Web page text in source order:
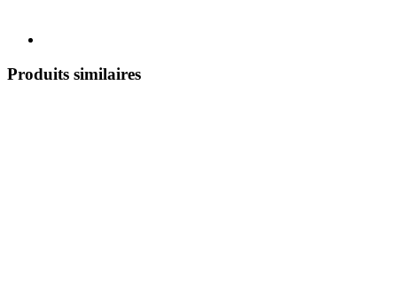
Produits similaires